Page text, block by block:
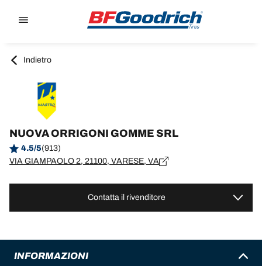
Indietro
NUOVA ORRIGONI GOMME SRL
4.5/5(913)
VIA GIAMPAOLO 2, 21100, VARESE, VA
Contatta il rivenditore
INFORMAZIONI